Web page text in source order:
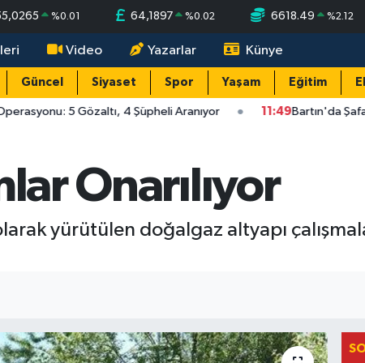
%0.01 64,1897 %0.02 6618.49 %2.12
Video Yazarlar Künye
Güncel Siyaset Spor Yaşam Eğitim
5 Gözaltı, 4 Şüpheli Aranıyor 11:49Bartın'da
Onarılıyor
yürütülen doğalgaz altyapı